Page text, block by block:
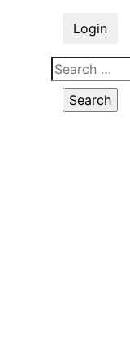
Login